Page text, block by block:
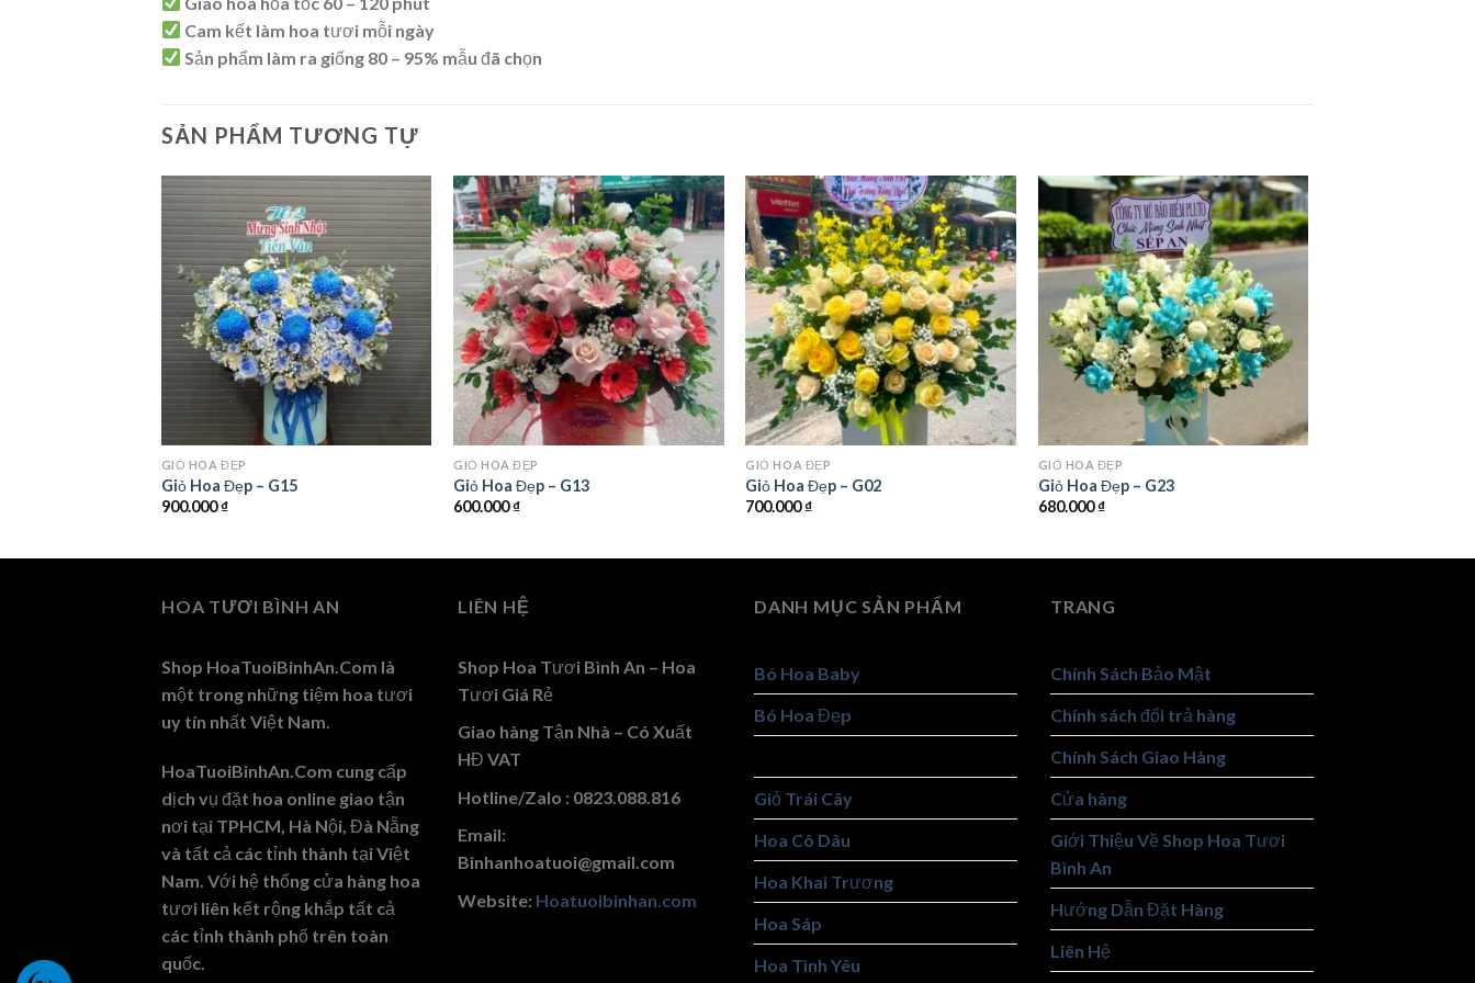
Cam kết làm hoa tươi mỗi ngày
Sản phẩm làm ra giống 80 – 95% mẫu đã chọn
SẢN PHẨM TƯƠNG TỰ
GIỎ HOA ĐẸP
Giỏ Hoa Đẹp – G15
900.000₫
GIỎ HOA ĐẸP
Giỏ Hoa Đẹp – G13
600.000₫
GIỎ HOA ĐẸP
Giỏ Hoa Đẹp – G02
700.000₫
GIỎ HOA ĐẸP
Giỏ Hoa Đẹp – G23
680.000₫
HOA TƯƠI BÌNH AN
Shop HoaTuoiBinhAn.Com là
một trong những tiệm hoa tươi
uy tín nhất Việt Nam.
HoaTuoiBinhAn.Com cung cấp
dịch vụ đặt hoa online giao tận
nơi tại TPHCM, Hà Nội, Đà Nẵng
và tất cả các tỉnh thành tại Việt
Nam. Với hệ thống cửa hàng hoa
tươi liên kết rộng khắp tất cả
các tỉnh thành phố trên toàn
quốc.
LIÊN HỆ
Shop Hoa Tươi Bình An – Hoa
Tươi Giá Rẻ
Giao hàng Tận Nhà – Có Xuất
HĐ VAT
Hotline/Zalo : 0823.088.816
Email:
Binhanhoatuoi@gmail.com
Website: Hoatuoibinhan.com
DANH MỤC SẢN PHẨM
Bó Hoa Baby
Bó Hoa Đẹp
Giỏ Trái Cây
Hoa Cô Dâu
Hoa Khai Trương
Hoa Sáp
Hoa Tình Yêu
TRANG
Chính Sách Bảo Mật
Chính sách đổi trả hàng
Chính Sách Giao Hàng
Cửa hàng
Giới Thiệu Về Shop Hoa Tươi
Bình An
Hướng Dẫn Đặt Hàng
Liên Hệ